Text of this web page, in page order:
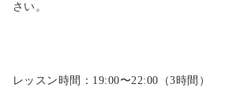
さい。
レッスン時間：19:00〜22:00（3時間）